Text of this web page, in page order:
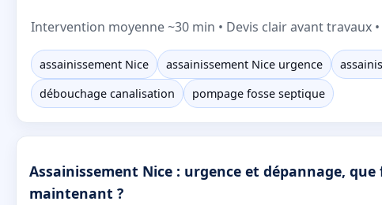
Intervention moyenne ~30 min • Devis clair avant travaux
assainissement Nice assainissement Nice urgence
débouchage canalisation
pompage fosse septique
Assainissement Nice : urgence et dépannage, que
maintenant ?